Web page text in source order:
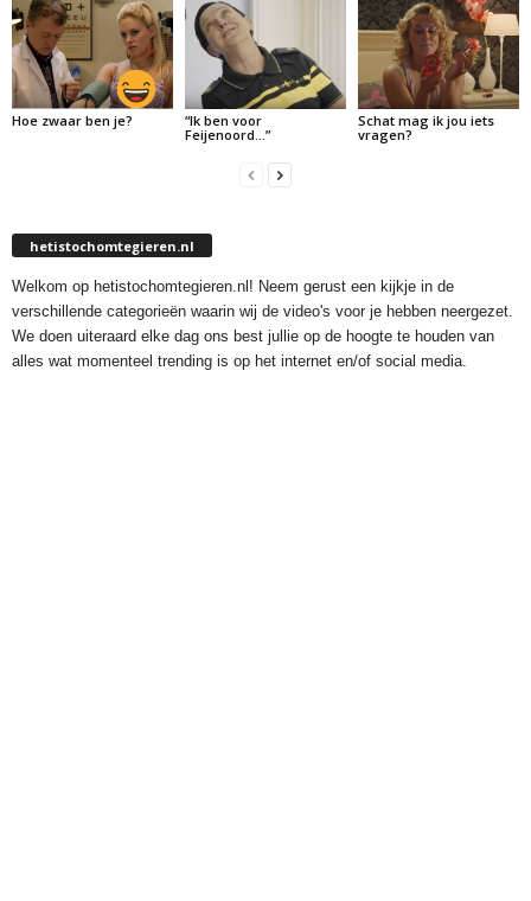
Hoe zwaar ben je?
“Ik ben voor
Feijenoord…”
Schat mag ik jou iets
vragen?
hetistochomtegieren.nl
Welkom op hetistochomtegieren.nl! Neem gerust een kijkje in de
verschillende categorieën waarin wij de video's voor je hebben neergezet.
We doen uiteraard elke dag ons best jullie op de hoogte te houden van
alles wat momenteel trending is op het internet en/of social media.